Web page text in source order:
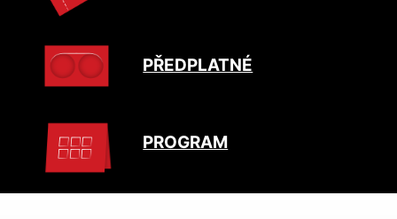
PŘEDPLATNÉ
PROGRAM